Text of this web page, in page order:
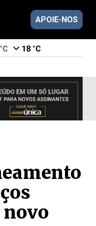
APOIE-NOS
18 °C